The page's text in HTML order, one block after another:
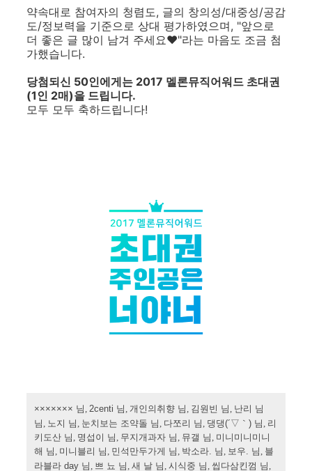
약속대로 참여자의 청렴도, 글의 창의성/대중성/공감
도/정보력을 기준으로 상대 평가하였으며, "앞으로
더 좋은 글 많이 남겨 주세요♥︎"라는 마음도 조금 첨
가했습니다.
당첨되신 50인에게는 2017 멜론뮤직어워드 초대권
(1인 2매)을 드립니다.
모두 모두 축하드립니다!
××××××× 님, 2centi 님, 개인의취향 님, 김원빈 님, 난리 님
님, 노지 님, 눈치보는 조약돌 님, 다쪼리 님, 댕댕(´▽｀ ) 님, 리
키도산 님, 명섭이 님, 무지개과자 님, 뮤갤 님 , 미니미니미니
해 님 , 미니블리 님 , 민석만두가게 님 , 박소라. 님 , 보우. 님 , 블
라블라 day 님 , 쁘 뇨 님 , 새 날 님 , 시식중 님 , 씹다삼킨껌 님 ,